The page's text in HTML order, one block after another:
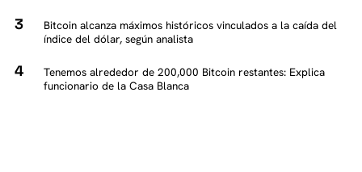
Bitcoin alcanza máximos históricos vinculados a la caída del
índice del dólar, según analista
Tenemos alrededor de 200,000 Bitcoin restantes: Explica
funcionario de la Casa Blanca